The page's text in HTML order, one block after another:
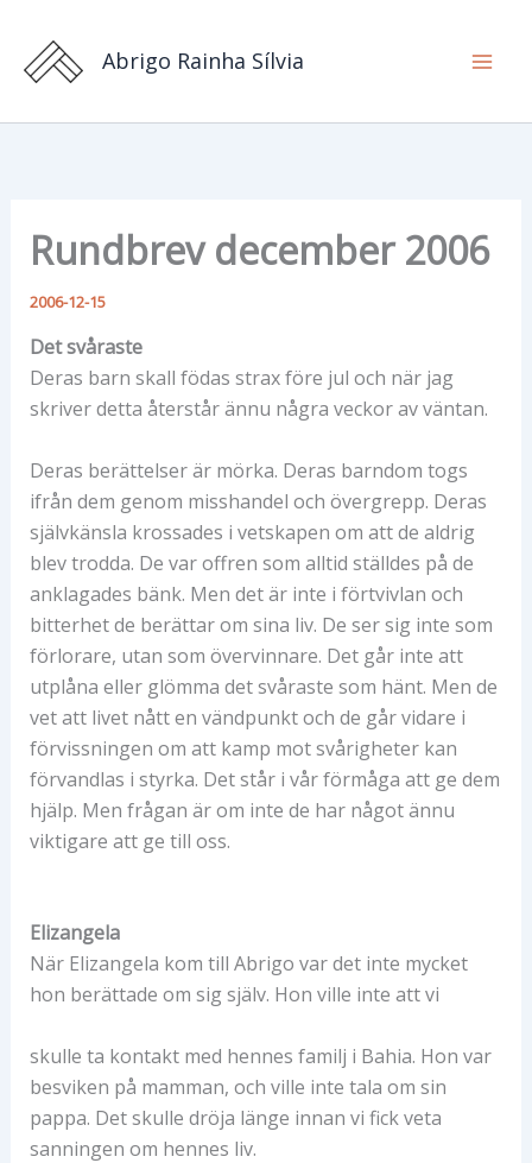
innehåll
Abrigo Rainha Sílvia
Rundbrev december 2006
2006-12-15
Det svåraste
Deras barn skall födas strax före jul och när jag
skriver detta återstår ännu några veckor av väntan.
Deras berättelser är mörka. Deras barndom togs
ifrån dem genom misshandel och övergrepp. Deras
självkänsla krossades i vetskapen om att de aldrig
blev trodda. De var offren som alltid ställdes på de
anklagades bänk. Men det är inte i förtvivlan och
bitterhet de berättar om sina liv. De ser sig inte som
förlorare, utan som övervinnare. Det går inte att
utplåna eller glömma det svåraste som hänt. Men de
vet att livet nått en vändpunkt och de går vidare i
förvissningen om att kamp mot svårigheter kan
förvandlas i styrka. Det står i vår förmåga att ge dem
hjälp. Men frågan är om inte de har något ännu
viktigare att ge till oss.
Elizangela
När Elizangela kom till Abrigo var det inte mycket
hon berättade om sig själv. Hon ville inte att vi
skulle ta kontakt med hennes familj i Bahia. Hon var
besviken på mamman, och ville inte tala om sin
pappa. Det skulle dröja länge innan vi fick veta
sanningen om hennes liv.